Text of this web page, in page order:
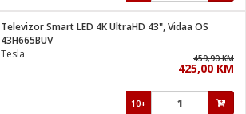
Televizor Smart LED 4K UltraHD 43", Vidaa OS
43H665BUV
Tesla
459,90 KM
425,00 KM
10+